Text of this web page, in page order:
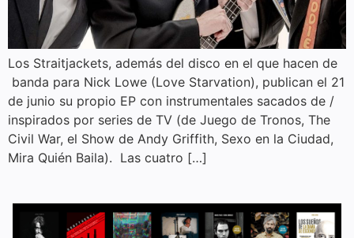
Los Straitjackets, además del disco en el que hacen de
banda para Nick Lowe (Love Starvation), publican el 21
de junio su propio EP con instrumentales sacados de /
inspirados por series de TV (de Juego de Tronos, The
Civil War, el Show de Andy Griffith, Sexo en la Ciudad,
Mira Quién Baila). Las cuatro […]